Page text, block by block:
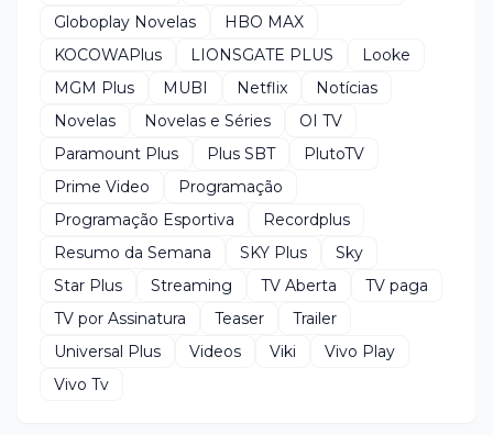
Globoplay Novelas
HBO MAX
KOCOWAPlus
LIONSGATE PLUS
Looke
MGM Plus
MUBI Netflix
Notícias
Novelas
Novelas e Séries
OI TV
Paramount Plus
Plus SBT
PlutoTV
Prime Video
Programação
Programação Esportiva
Recordplus
Resumo da Semana
SKY Plus
Sky
Star Plus
Streaming TV Aberta
TV paga
TV por Assinatura
Teaser
Trailer
Universal Plus
Videos Viki
Vivo Play
Vivo Tv